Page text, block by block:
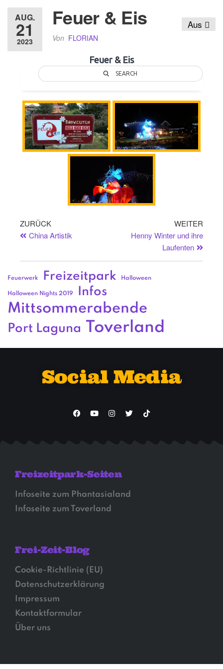
AUG.
21
2023
Aus
Feuer & Eis
Von FLORIAN
Feuer & Eis
SEARCH
ZURÜCK
China Artistik
WEITER
Henny Winter und ihre
Laufenten
Feuerwerk Freizeitpark Halloween
Halloween Nights 2019 Infos
Mittsommerabende
Port Laguna Toverland
Social Media
Freizeitpark-Seiten
Infoseite zum Phantasialand
Infoseite zum Toverland
Frei-Zeit-Blog
Cookie-Richtlinie (EU)
Datenschutzerklärung
Impressum
Kontaktformular
Über uns